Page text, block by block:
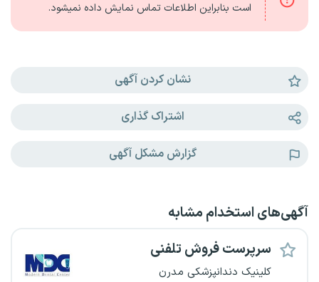
است بنابراین اطلاعات تماس نمایش داده نمیشود.
نشان کردن آگهی
اشتراک گذاری
گزارش مشکل آگهی
آگهی‌های استخدام مشابه
سرپرست فروش تلفنی
کلینیک دندانپزشکی مدرن